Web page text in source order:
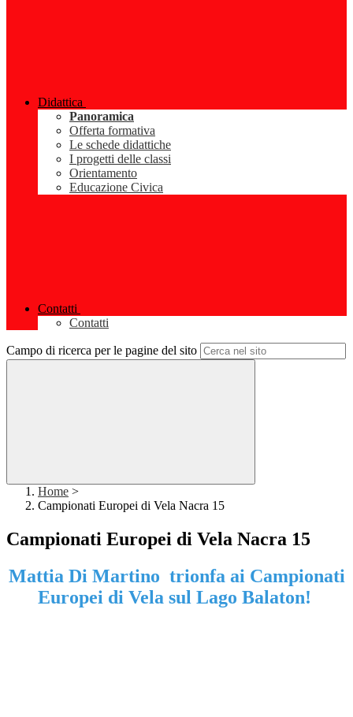
Didattica
Panoramica
Offerta formativa
Le schede didattiche
I progetti delle classi
Orientamento
Educazione Civica
Contatti
Contatti
Campo di ricerca per le pagine del sito
Home >
Campionati Europei di Vela Nacra 15
Campionati Europei di Vela Nacra 15
Mattia Di Martino trionfa ai Campionati
Europei di Vela sul Lago Balaton!